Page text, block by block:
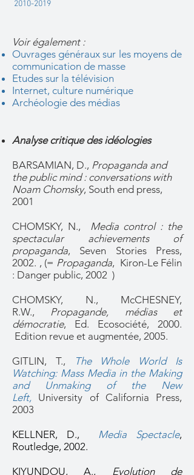
2010-2019
Voir également :
Ouvrages généraux sur les moyens de
communication de masse
Etudes sur la télévision
Internet, culture numérique
Archéologie des médias
Analyse critique des idéologies
BARSAMIAN, D., Propaganda and
the public mind : conversations with
Noam Chomsky, South end press,
2001
CHOMSKY, N., Media control : the
spectacular achievements of
propaganda, Seven Stories Press,
2002. , (= Propaganda, Kiron-Le Félin
: Danger public, 2002 )
CHOMSKY, N., McCHESNEY,
R.W., Propagande, médias et
démocratie, Ed. Ecosociété, 2000.
Edition revue et augmentée, 2005.
GITLIN, T.,
The Whole World Is
Watching: Mass Media in the Making
and Unmaking of the New
Left, University of California Press,
2003​
KELLNER, D., Media Spectacle,
Routledge, 2002.
KIYUNDOU, A., Evolution de